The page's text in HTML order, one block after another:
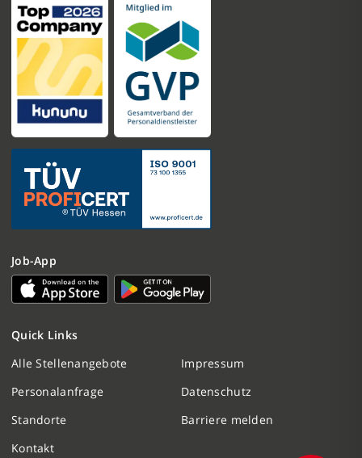
Nachricht schreiben
Initiativbewerbung
Personalanfrage
Job-App
Quick Links
Alle Stellenangebote
Personalanfrage
Standorte
Kontakt
Impressum
Datenschutz
Barriere melden